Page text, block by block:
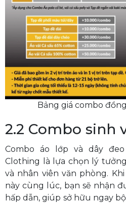
Bảng giá combo
2.2 Combo sinh
Combo áo lớp và dây
Clothing là lựa chọn lý
và nhân viên văn phòng.
này cùng lúc, bạn sẽ nhận
hấp dẫn, giúp sở hữu ngay